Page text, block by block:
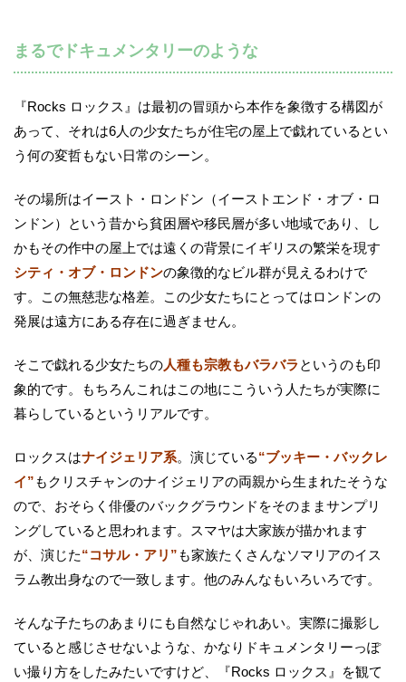
まるでドキュメンタリーのような
『Rocks ロックス』は最初の冒頭から本作を象徴する構図が
あって、それは6人の少女たちが住宅の屋上で戯れているとい
う何の変哲もない日常のシーン。
その場所はイースト・ロンドン（イーストエンド・オブ・ロ
ンドン）という昔から貧困層や移民層が多い地域であり、し
かもその作中の屋上では遠くの背景にイギリスの繁栄を現す
シティ・オブ・ロンドンの象徴的なビル群が見えるわけで
す。この無慈悲な格差。この少女たちにとってはロンドンの
発展は遠方にある存在に過ぎません。
そこで戯れる少女たちの人種も宗教もバラバラというのも印
象的です。もちろんこれはこの地にこういう人たちが実際に
暮らしているというリアルです。
ロックスはナイジェリア系。演じている“ブッキー・バックレ
イ”もクリスチャンのナイジェリアの両親から生まれたそうな
ので、おそらく俳優のバックグラウンドをそのままサンプリ
ングしていると思われます。スマヤは大家族が描かれます
が、演じた“コサル・アリ”も家族たくさんなソマリアのイス
ラム教出身なので一致します。他のみんなもいろいろです。
そんな子たちのあまりにも自然なじゃれあい。実際に撮影し
ていると感じさせないような、かなりドキュメンタリーっぽ
い撮り方をしたみたいですけど、『Rocks ロックス』を観て